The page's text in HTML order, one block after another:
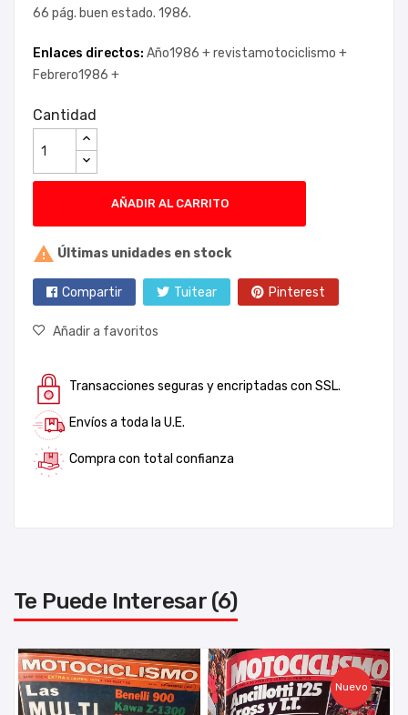
66 pág. buen estado. 1986.
Enlaces directos: Año1986 +revistamotociclismo +
Febrero1986 +
Cantidad
AÑADIR AL CARRITO
 Últimas unidades en stock
Compartir Tuitear Pinterest
Añadir a favoritos
Transacciones seguras y encriptadas con SSL.
Envíos a toda la U.E.
Compra con total confianza
Te Puede Interesar (6)
Nuevo